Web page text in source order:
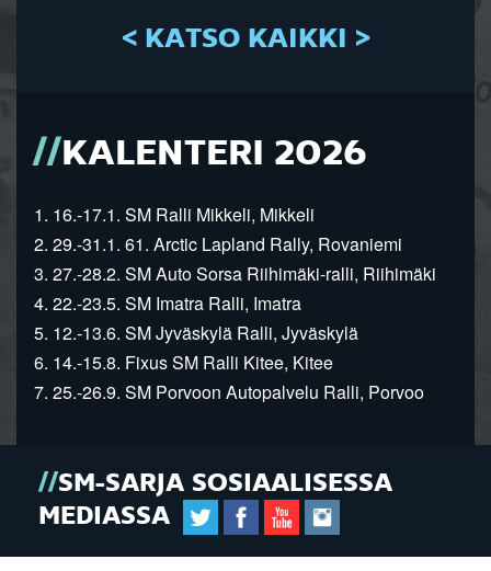
< KATSO KAIKKI >
KALENTERI 2026
1. 16.-17.1. SM Ralli Mikkeli, Mikkeli
2. 29.-31.1. 61. Arctic Lapland Rally, Rovaniemi
3. 27.-28.2. SM Auto Sorsa Riihimäki-ralli, Riihimäki
4. 22.-23.5. SM Imatra Ralli, Imatra
5. 12.-13.6. SM Jyväskylä Ralli, Jyväskylä
6. 14.-15.8. Fixus SM Ralli Kitee, Kitee
7. 25.-26.9. SM Porvoon Autopalvelu Ralli, Porvoo
SM-SARJA SOSIAALISESSA
MEDIASSA